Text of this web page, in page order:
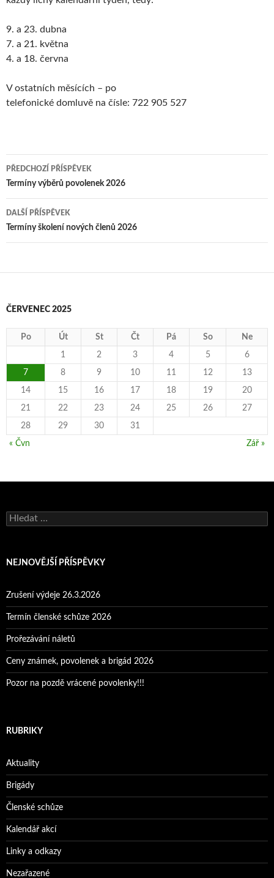
9. a 23. dubna
7. a 21. května
4. a 18. června
V ostatních měsících – po
telefonické domluvě na čísle: 722 905 527
Navigace
pro
příspěvky
PŘEDCHOZÍ PŘÍSPĚVEK
Termíny výběrů povolenek 2026
DALŠÍ PŘÍSPĚVEK
Termíny školení nových členů 2026
ČERVENEC 2025
Po Út St Čt Pá So Ne
1 2 3 4 5 6
7 8 9 10 11 12 13
14 15 16 17 18 19 20
21 22 23 24 25 26 27
28 29 30 31
« Čvn Zář »
Vyhledávání
NEJNOVĚJŠÍ PŘÍSPĚVKY
Zrušení výdeje 26.3.2026
Termín členské schůze 2026
Prořezávání náletů
Ceny známek, povolenek a brigád 2026
Pozor na pozdě vrácené povolenky!!!
RUBRIKY
Aktuality
Brigády
Členské schůze
Kalendář akcí
Linky a odkazy
Nezařazené